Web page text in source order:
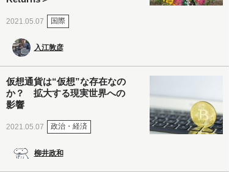
2021.05.07 国際
入江敦彦
仮想通貨は“仮想”な存在なの
か？ 拡大する現実世界への
影響
2021.05.07 政治・経済
柳井政和